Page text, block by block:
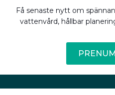
Få senaste nytt om
vattenvård, hållbar